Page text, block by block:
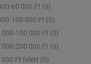
60 000 Ft (0)
100 000 Ft (0)
000-150 000 Ft (0)
000-200 000 Ft (0)
000 Ft felett (0)